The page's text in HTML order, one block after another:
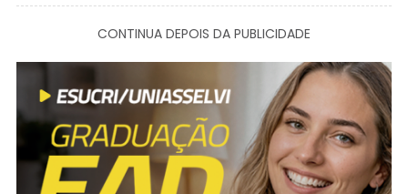
CONTINUA DEPOIS DA PUBLICIDADE